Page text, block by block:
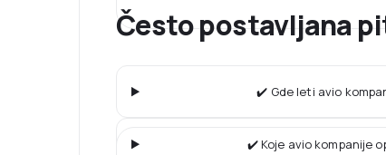
Često postavljana
✔️ Gde leti avio
✔️ Koje avio kompanije